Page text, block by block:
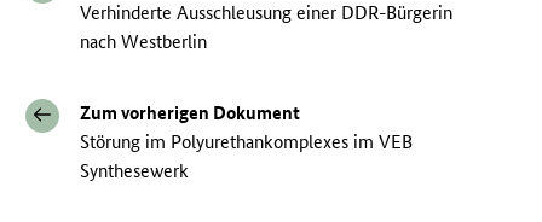
Verhinderte Ausschleusung einer DDR-Bürgerin
nach Westberlin
Zum vorherigen Dokument
Störung im Polyurethankomplexes im VEB
Synthesewerk